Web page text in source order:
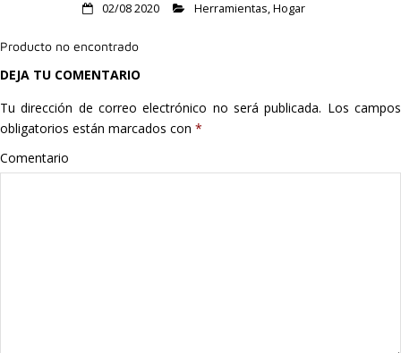
Listas
Moda
Multimedia
02/08 2020 Herramientas,Hogar
Producto no encontrado
DEJA TU COMENTARIO
Tu dirección de correo electrónico no será publicada. Los campos
obligatorios están marcados con *
Comentario